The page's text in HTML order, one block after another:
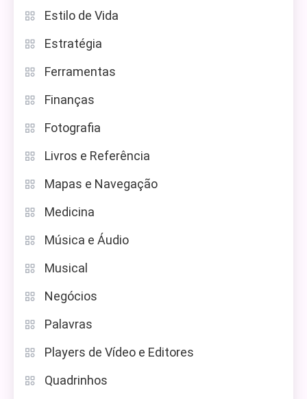
Estilo de Vida
Estratégia
Ferramentas
Finanças
Fotografia
Livros e Referência
Mapas e Navegação
Medicina
Música e Áudio
Musical
Negócios
Palavras
Players de Vídeo e Editores
Quadrinhos